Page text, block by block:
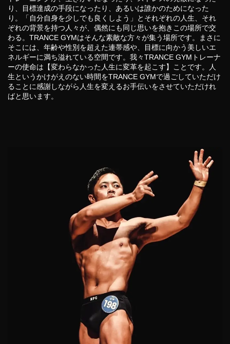
り、目標達成の手段になったり、あるいは誰かのためになった
り。「自分自身を少しでも良くしよう」とそれぞれの人生、それ
ぞれの背景を持つ人々が、偶然にも同じ思いを抱きこの場所で交
わる。TRANCE GYMはそんな素敵な方々が集う場所です。まさに
そこには、年齢や性別を超えた連帯感や、目標に向かう美しいエ
ネルギーに満ち溢れている空間です。我々TRANCE GYMトレーナ
ーの使命は【変わらなかった人生に変革を起こす】ことです。人
生というかけがえのない時間をTRANCE GYMで過ごしていただけ
ることに感謝しながら人生を変えるお手伝いをさせていただけれ
ばと思います。